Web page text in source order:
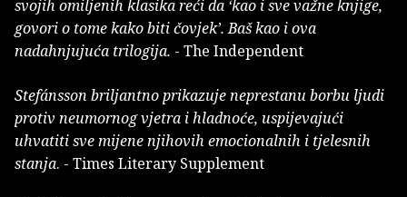
svojih omiljenih klasika reći da ‘kao i sve važne knjige,
govori o tome kako biti čovjek’. Baš kao i ova
nadahnjujuća trilogija. - The Independent
Stefánsson briljantno prikazuje neprestanu borbu ljudi
protiv neumornog vjetra i hladnoće, uspijevajući
uhvatiti sve mijene njihovih emocionalnih i tjelesnih
stanja. - Times Literary Supplement